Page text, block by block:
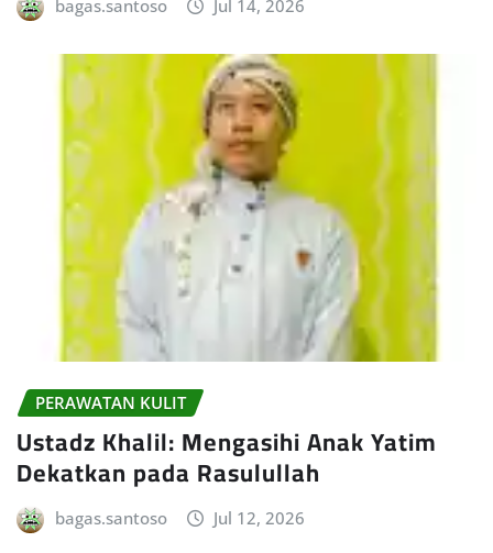
bagas.santoso Jul 14, 2026
PERAWATAN KULIT
Ustadz Khalil: Mengasihi Anak Yatim
Dekatkan pada Rasulullah
bagas.santoso Jul 12, 2026